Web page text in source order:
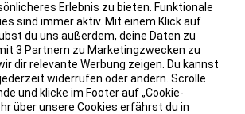
Erlebnis zu bieten. Funktionale
sind immer aktiv. Mit einem Klick auf
du uns außerdem, deine Daten zu
3 Partnern zu Marketingzwecken zu
dir relevante Werbung zeigen. Du kannst
widerrufen oder ändern. Scrolle
und klicke im Footer auf „Cookie-
über unsere Cookies erfährst du in